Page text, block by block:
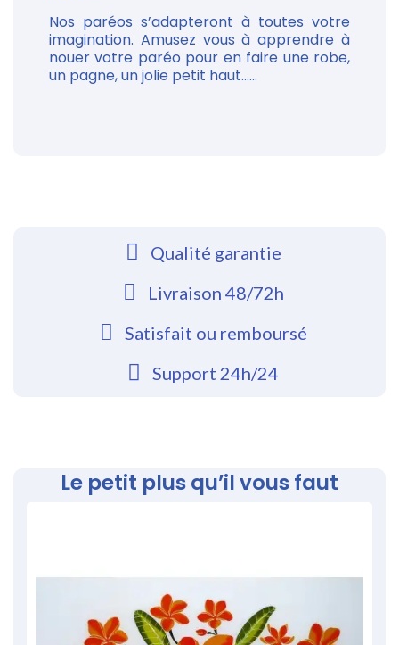
Nos paréos s’adapteront à toutes votre
imagination. Amusez vous à apprendre à
nouer votre paréo pour en faire une robe,
un pagne, un jolie petit haut......
Qualité garantie
Livraison 48/72h
Satisfait ou remboursé
Support 24h/24
Le petit plus qu’il vous faut